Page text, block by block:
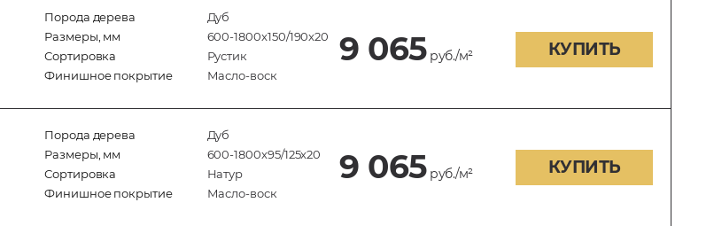
Порода дерева
Дуб
Размеры, мм
600-1800x150/190x20
Сортировка
Рустик
Финишное покрытие
Масло-воск
9 065руб./м² КУПИТЬ
Порода дерева
Дуб
Размеры, мм
600-1800x95/125x20
Сортировка
Натур
Финишное покрытие
Масло-воск
9 065руб./м² КУПИТЬ